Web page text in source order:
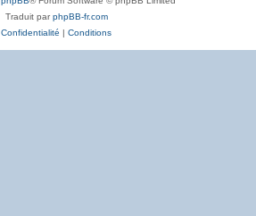
Traduit parphpBB-fr.com
Confidentialité | Conditions